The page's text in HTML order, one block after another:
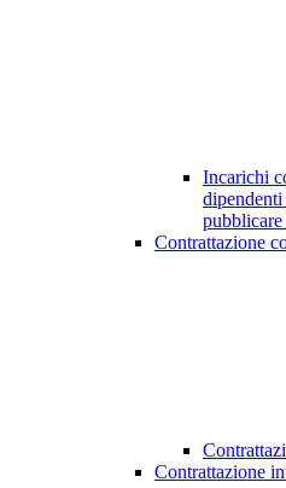
Incarichi
Contrattazione
Contrattazione